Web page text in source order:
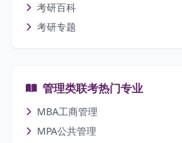
考研百科
考研专题
管理类联考热门专业
MBA工商管理
MPA公共管理